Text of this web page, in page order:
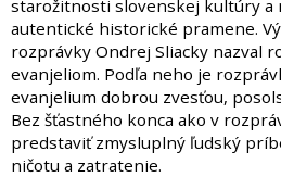
starožitnosti slovenskej kultúry a
autentické historické pramene.
rozprávky Ondrej Sliacky nazval
evanjeliom. Podľa neho je
evanjelium dobrou zvesťou,
Bez šťastného konca ako v
predstaviť zmysluplný ľudský
ničotu a zatratenie.